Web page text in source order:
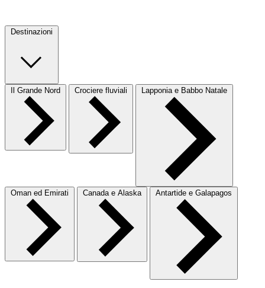
Destinazioni
Il Grande Nord Crociere fluviali Lapponia e Babbo Natale
Oman ed Emirati Canada e Alaska Antartide e Galapagos